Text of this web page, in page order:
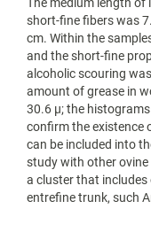
short-fine fibers was
cm. Within the
and the short-fine
alcoholic scouring
amount of grease in
30.6 µ; the
confirm the existence
can be included into
study with other ovine
a cluster that includes
entrefine trunk, such